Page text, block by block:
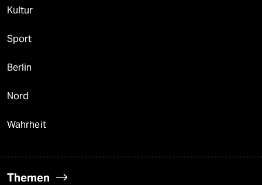
Kultur
Sport
Berlin
Nord
Wahrheit
Themen